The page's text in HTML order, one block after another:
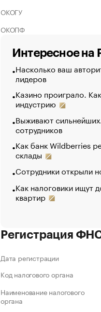
ОКОГУ
ОКОПФ
Интересное на
Насколько ваш
лидеров
Казино проиграло.
индустрию
Выживают
сотрудников
Как банк Wildberries
склады
Сотрудники открыли
Как налоговики ищут
квартир
Регистрация
Дата регистрации
Код налогового органа
Наименование налогового
органа